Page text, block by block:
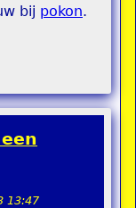
bij pokon.
13:47